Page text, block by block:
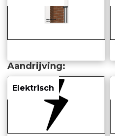
Aandrijving
Elektrisch